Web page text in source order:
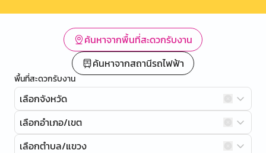
ค้นหาจากพื้นที่สะดวกรับงาน
ค้นหาจากสถานีรถไฟฟ้า
พื้นที่สะดวกรับงาน
เลือกจังหวัด
เลือกอำเภอ/เขต
เลือกตำบล/แขวง